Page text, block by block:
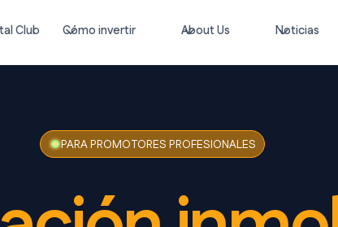
Club Cómo invertir About Us Noticias
PARA PROMOTORES PROFESIONALES